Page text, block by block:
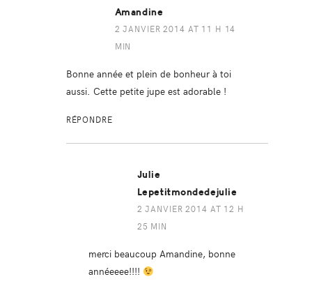
Amandine
2 JANVIER 2014 AT 11 H 14
MIN
Bonne année et plein de bonheur à toi
aussi. Cette petite jupe est adorable !
RÉPONDRE
Julie
Lepetitmondedejulie
2 JANVIER 2014 AT 12 H
25 MIN
merci beaucoup Amandine, bonne
annéeeee!!!!